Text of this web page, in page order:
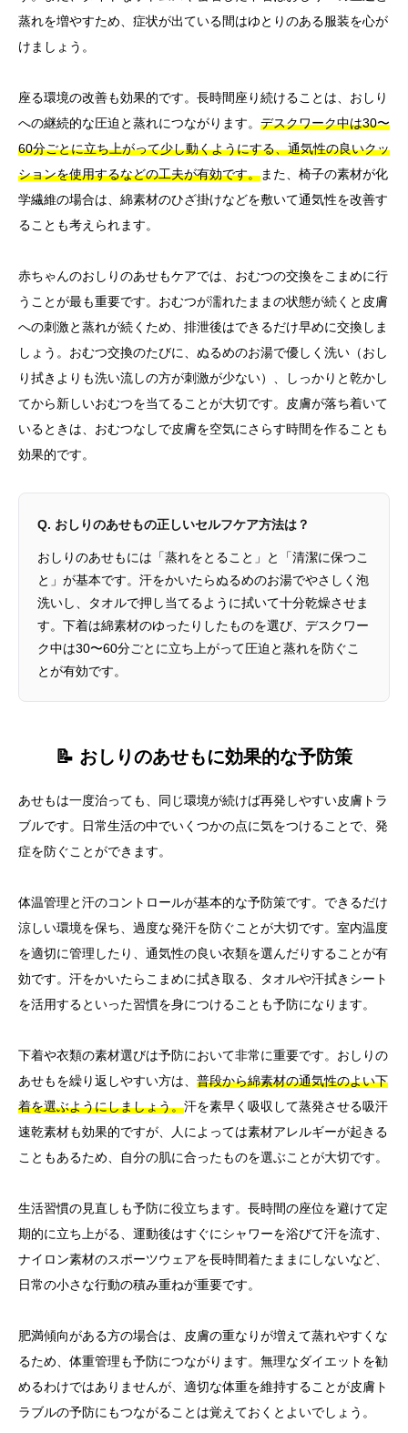
蒸れを増やすため、症状が出ている間はゆとりのある服装を心が
けましょう。
座る環境の改善も効果的です。長時間座り続けることは、おしり
への継続的な圧迫と蒸れにつながります。 デスクワーク中は30〜
60分ごとに立ち上がって少し動くようにする、通気性の良いクッ
ションを使用するなどの工夫が有効です。また、椅子の素材が化
学繊維の場合は、綿素材のひざ掛けなどを敷いて通気性を改善す
ることも考えられます。
赤ちゃんのおしりのあせもケアでは、おむつの交換をこまめに行
うことが最も重要です。おむつが濡れたままの状態が続くと皮膚
への刺激と蒸れが続くため、排泄後はできるだけ早めに交換しま
しょう。おむつ交換のたびに、ぬるめのお湯で優しく洗い（おし
り拭きよりも洗い流しの方が刺激が少ない）、しっかりと乾かし
てから新しいおむつを当てることが大切です。皮膚が落ち着いて
いるときは、おむつなしで皮膚を空気にさらす時間を作ることも
効果的です。
Q. おしりのあせもの正しいセルフケア方法は？
おしりのあせもには「蒸れをとること」と「清潔に保つこ
と」が基本です。汗をかいたらぬるめのお湯でやさしく泡
洗いし、タオルで押し当てるように拭いて十分乾燥させま
す。下着は綿素材のゆったりしたものを選び、デスクワー
ク中は30〜60分ごとに立ち上がって圧迫と蒸れを防ぐこ
とが有効です。
📝 おしりのあせもに効果的な予防策
あせもは一度治っても、同じ環境が続けば再発しやすい皮膚トラ
ブルです。日常生活の中でいくつかの点に気をつけることで、発
症を防ぐことができます。
体温管理と汗のコントロールが基本的な予防策です。できるだけ
涼しい環境を保ち、過度な発汗を防ぐことが大切です。室内温度
を適切に管理したり、通気性の良い衣類を選んだりすることが有
効です。汗をかいたらこまめに拭き取る、タオルや汗拭きシート
を活用するといった習慣を身につけることも予防になります。
下着や衣類の素材選びは予防において非常に重要です。おしりの
あせもを繰り返しやすい方は、 普段から綿素材の通気性のよい下
着を選ぶようにしましょう。汗を素早く吸収して蒸発させる吸汗
速乾素材も効果的ですが、人によっては素材アレルギーが起きる
こともあるため、自分の肌に合ったものを選ぶことが大切です。
生活習慣の見直しも予防に役立ちます。長時間の座位を避けて定
期的に立ち上がる、運動後はすぐにシャワーを浴びて汗を流す、
ナイロン素材のスポーツウェアを長時間着たままにしないなど、
日常の小さな行動の積み重ねが重要です。
肥満傾向がある方の場合は、皮膚の重なりが増えて蒸れやすくな
るため、体重管理も予防につながります。無理なダイエットを勧
めるわけではありませんが、適切な体重を維持することが皮膚ト
ラブルの予防にもつながることは覚えておくとよいでしょう。